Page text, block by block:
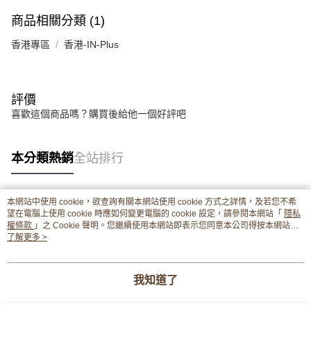
商品相關分類 (1)
香港專區 香港-IN-Plus
評價
喜歡這個商品嗎？購買後給他一個好評吧
本分類熱銷全站排行
熱門標籤
本網站中使用 cookie，欲查詢有關本網站使用 cookie 方式之詳情，及若您不希
望在電腦上使用 cookie 時應如何變更電腦的 cookie 設定，請參閱本網站「 隱私
權條款 」之 Cookie 聲明。您繼續使用本網站即表示您同意本公司得按本網站使
用條款之 Cookie 聲明使用 cookie。
了解更多 >
我知道了